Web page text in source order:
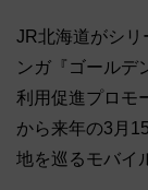
JR北海道がシリ
ンガ『ゴールデ
利用促進プロモ
から来年の3月
地を巡るモバイ